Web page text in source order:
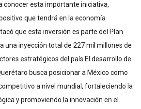
conocer esta importante iniciativa,
que tendrá en la economía
que esta inversión es parte del Plan
una inyección total de 227 mil millones de
estratégicos del país.El desarrollo de
busca posicionar a México como
a nivel mundial, fortaleciendo la
y promoviendo la innovación en el